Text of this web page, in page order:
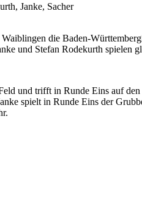
Janke, Sacher
die Baden-
und Stefan Rodekurth spielen
und trifft in Runde Eins auf
spielt in Runde Eins der